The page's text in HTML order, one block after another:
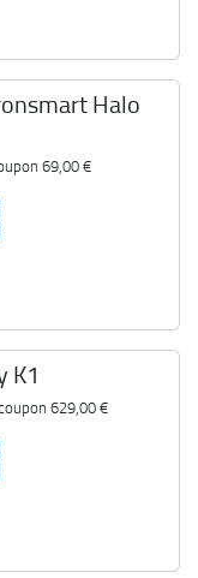
Halo
69,00 €
K1
629,00 €